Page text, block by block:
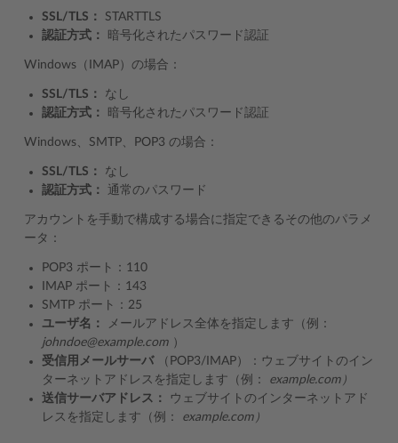
SSL/TLS：
STARTTLS
認証方式：
暗号化されたパスワード認証
Windows（IMAP）の場合：
SSL/TLS：
なし
認証方式：
暗号化されたパスワード認証
Windows、SMTP、POP3 の場合：
SSL/TLS：
なし
認証方式：
通常のパスワード
アカウントを手動で構成する場合に指定できるその他のパラメ
ータ：
POP3 ポート：110
IMAP ポート：143
SMTP ポート：25
ユーザ名：
メールアドレス全体を指定します（例：
johndoe@example.com ）
受信用メールサーバ（POP3/IMAP）：ウェブサイトのイン
ターネットアドレスを指定します（例： example.com）
送信サーバアドレス：
ウェブサイトのインターネットアド
レスを指定します（例： example.com）